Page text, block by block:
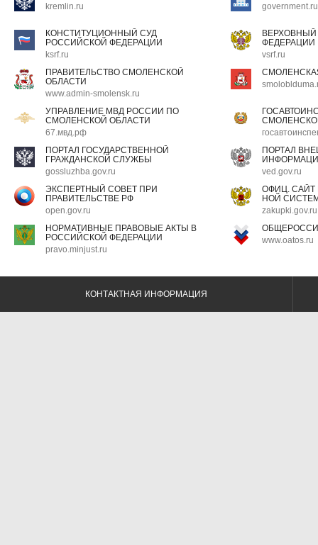
kremlin.ru
government.ru
КОНСТИТУЦИОННЫЙ СУД
РОССИЙСКОЙ ФЕДЕРАЦИИ
ksrf.ru
ФЕДЕРАЦИИ
vsrf.ru
ПРАВИТЕЛЬСТВО СМОЛЕНСКОЙ
ОБЛАСТИ
www.admin-smolensk.ru
УПРАВЛЕНИЕ МВД РОССИИ ПО
СМОЛЕНСКОЙ ОБЛАСТИ
67.мвд.рф
ПОРТАЛ ГОСУДАРСТВЕННОЙ
ГРАЖДАНСКОЙ СЛУЖБЫ
gossluzhba.gov.ru
ПОРТАЛ
ved.gov.ru
ЭКСПЕРТНЫЙ СОВЕТ ПРИ
ПРАВИТЕЛЬСТВЕ РФ
open.gov.ru
ОФИЦ.
НОЙ
zakupki.gov.ru
НОРМАТИВНЫЕ ПРАВОВЫЕ АКТЫ В
РОССИЙСКОЙ ФЕДЕРАЦИИ
pravo.minjust.ru
www.oatos.ru
КОНТАКТНАЯ ИНФОРМАЦИЯ